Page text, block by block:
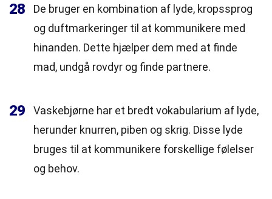
28
De bruger en kombination af lyde, kropssprog
og duftmarkeringer til at kommunikere med
hinanden. Dette hjælper dem med at finde
mad, undgå rovdyr og finde partnere.
29
Vaskebjørne har et bredt vokabularium af lyde,
herunder knurren, piben og skrig. Disse lyde
bruges til at kommunikere forskellige følelser
og behov.